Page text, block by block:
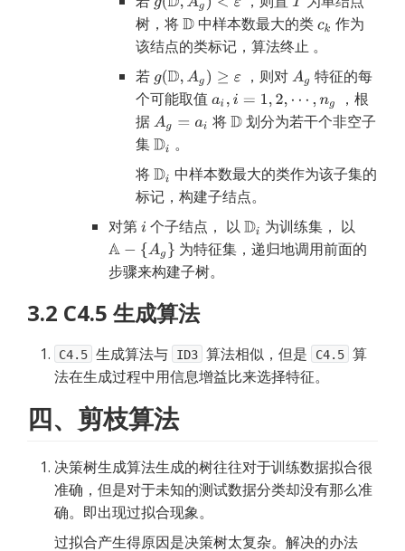
树，将
中样本数最大的类
作为
该结点的类标记，算法终止 。
若
，则对
特征的每
个可能取值
，根
据
将
划分为若干个非空子
集
。
将
中样本数最大的类作为该子集的
标记，构建子结点。
对第
个子结点， 以
为训练集， 以
为特征集，递归地调用前面的
步骤来构建子树。
3.2 C4.5 生成算法
C4.5 生成算法与 ID3 算法相似，但是 C4.5 算
法在生成过程中用信息增益比来选择特征。
四、剪枝算法
决策树生成算法生成的树往往对于训练数据拟合很
准确，但是对于未知的测试数据分类却没有那么准
确。即出现过拟合现象。
过拟合产生得原因是决策树太复杂。解决的办法